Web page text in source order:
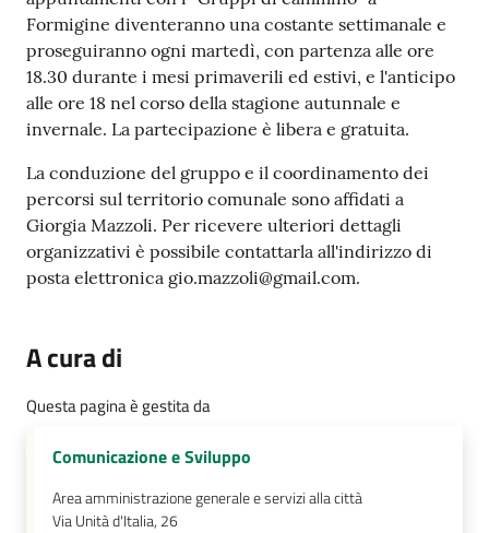
Formigine diventeranno una costante settimanale e
proseguiranno ogni martedì, con partenza alle ore
18.30 durante i mesi primaverili ed estivi, e l'anticipo
alle ore 18 nel corso della stagione autunnale e
invernale. La partecipazione è libera e gratuita.
La conduzione del gruppo e il coordinamento dei
percorsi sul territorio comunale sono affidati a
Giorgia Mazzoli. Per ricevere ulteriori dettagli
organizzativi è possibile contattarla all'indirizzo di
posta elettronica gio.mazzoli@gmail.com.
A cura di
Questa pagina è gestita da
Comunicazione e Sviluppo
Area amministrazione generale e servizi alla città
Via Unità d'Italia, 26